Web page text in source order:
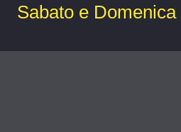
Sabato e Domenica